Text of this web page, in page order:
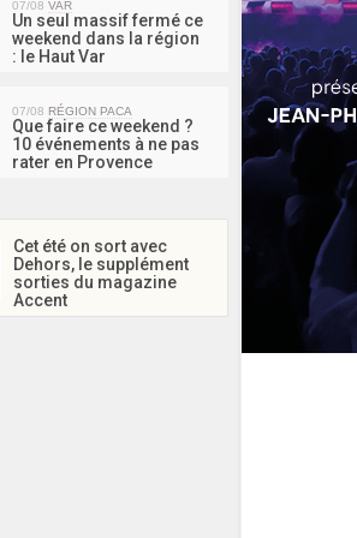
07/08 VAR
Un seul massif fermé ce
weekend dans la région
: le Haut Var
07/08 RÉGION PACA
Que faire ce weekend ?
10 événements à ne pas
rater en Provence
Cet été on sort avec
Dehors, le supplément
sorties du magazine
Accent